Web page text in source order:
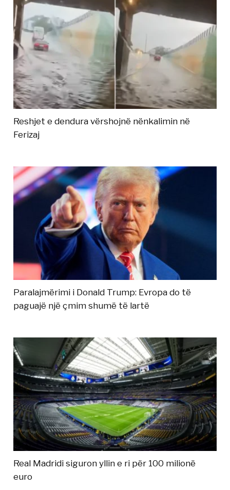
Reshjet e dendura vërshojnë nënkalimin në
Ferizaj
Paralajmërimi i Donald Trump: Evropa do të
paguajë një çmim shumë të lartë
Real Madridi siguron yllin e ri për 100 milionë
euro